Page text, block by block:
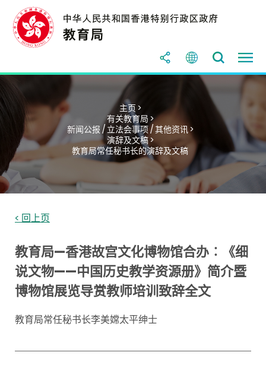
主页 >
有关教育局 >
新闻公报 / 立法会事项 / 其他资讯 >
演辞及文稿 >
教育局常任秘书长的演辞及文稿
< 回上页
教育局—香港故宫文化博物馆合办︰《细
说文物——中国历史教学资源册》简介暨
博物馆展览导赏教师培训致辞全文
教育局常任秘书长李美嫦太平绅士